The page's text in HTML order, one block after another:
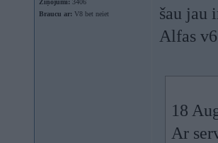
Ziņojumi: 3406
Braucu ar: V8 bet neiet
šau jau
Alfas
18
Ar